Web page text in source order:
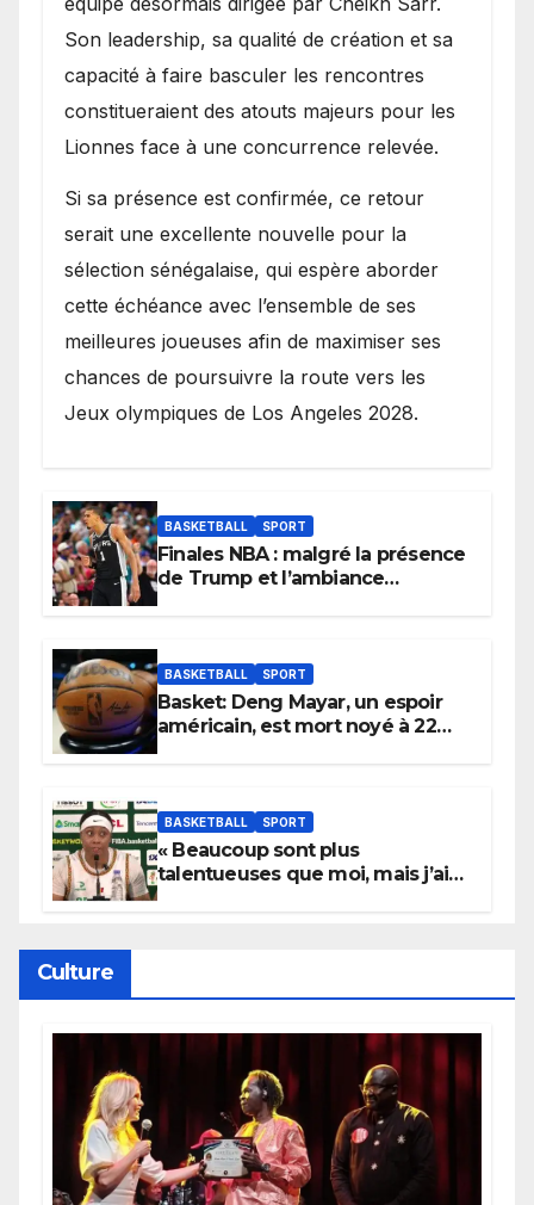
Son leadership, sa qualité de création et sa
capacité à faire basculer les rencontres
constitueraient des atouts majeurs pour les
Lionnes face à une concurrence relevée.
Si sa présence est confirmée, ce retour
serait une excellente nouvelle pour la
sélection sénégalaise, qui espère aborder
cette échéance avec l’ensemble de ses
meilleures joueuses afin de maximiser ses
chances de poursuivre la route vers les
Jeux olympiques de Los Angeles 2028.
BASKETBALL SPORT
Finales NBA : malgré la présence
de Trump et l’ambiance
BASKETBALL SPORT
Basket: Deng Mayar, un espoir
américain, est mort noyé à 22
BASKETBALL SPORT
« Beaucoup sont plus
talentueuses que moi, mais j’ai
Culture